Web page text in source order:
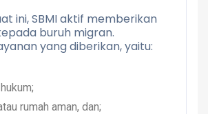
ini, SBMI aktif memberikan
buruh migran.
yang diberikan, yaitu:
rumah aman, dan;